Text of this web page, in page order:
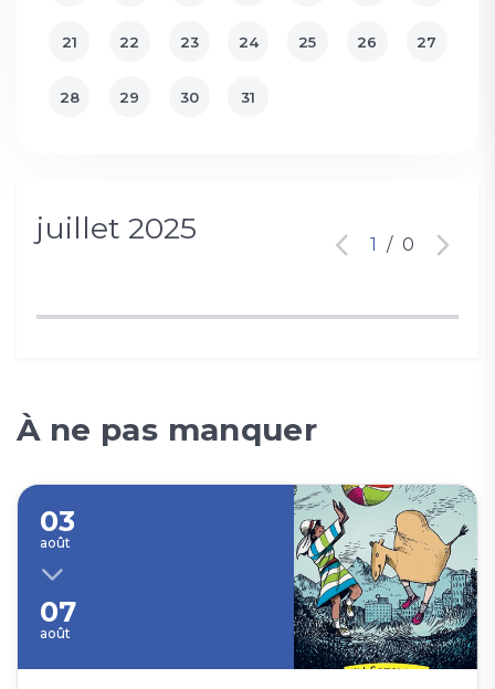
21 22 23 24 25 26 27
28 29 30 31
juillet 2025 1 / 0
À ne pas manquer
03
août
07
août